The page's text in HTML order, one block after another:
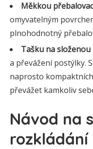
Měkkou
omyvatelným
plnohodnotný
Tašku na
a převážení postýlky.
naprosto
převážet kamkoliv
Návod na
rozkládání